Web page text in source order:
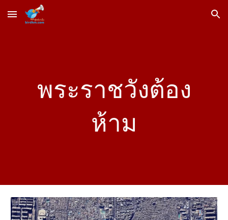
Skip to main content Skip to navigation
พระราชวังต้อง
ห้าม